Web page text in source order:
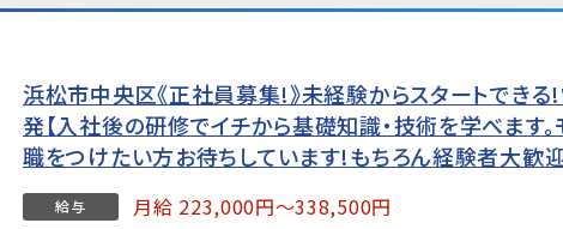
浜松市中央区《正社員募集!》未経験からスタートでき
発【入社後の研修でイチから基礎知識・技術を学べます。
職をつけたい方お待ちしています!もちろん経験者大歓
給与 月給 223,000円～338,500円